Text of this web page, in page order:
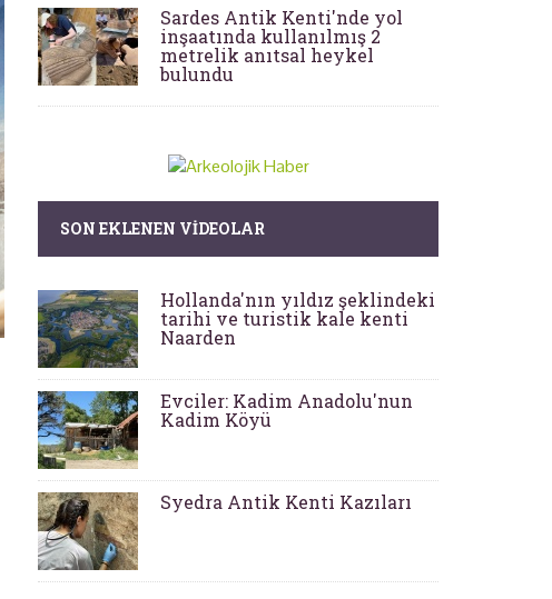
Sardes Antik Kenti'nde yol
inşaatında kullanılmış 2
metrelik anıtsal heykel
bulundu
SON EKLENEN VIDEOLAR
Hollanda'nın yıldız şeklindeki
tarihi ve turistik kale kenti
Naarden
Evciler: Kadim Anadolu'nun
Kadim Köyü
Syedra Antik Kenti Kazıları